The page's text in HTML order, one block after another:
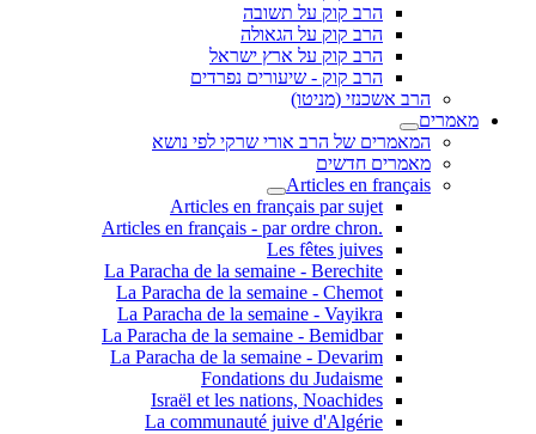
הרב קוק על תשובה
הרב קוק על הגאולה
הרב קוק על ארץ ישראל
הרב קוק - שיעורים נפרדים
הרב אשכנזי (מניטו)
מאמרים
המאמרים של הרב אורי שרקי לפי נושא
מאמרים חדשים
Articles en français
Articles en français par sujet
.Articles en français - par ordre chron
Les fêtes juives
La Paracha de la semaine - Berechite
La Paracha de la semaine - Chemot
La Paracha de la semaine - Vayikra
La Paracha de la semaine - Bemidbar
La Paracha de la semaine - Devarim
Fondations du Judaisme
Israël et les nations, Noachides
La communauté juive d'Algérie